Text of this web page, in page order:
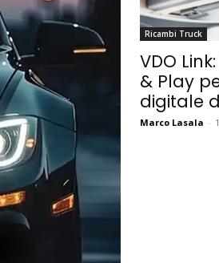
Ricambi Truck
VDO
& Play
digitale
Marco Lasala -